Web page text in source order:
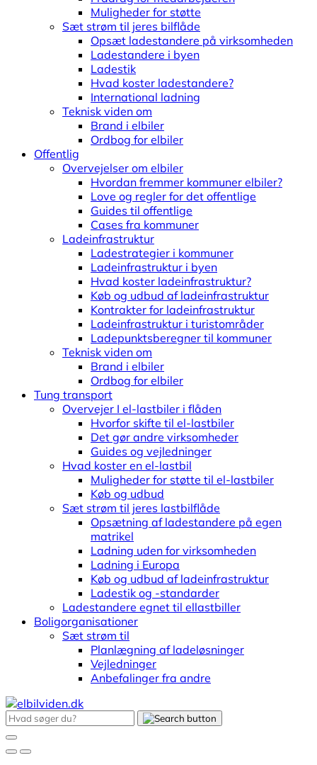
Muligheder for støtte
Sæt strøm til jeres bilflåde
Opsæt ladestandere på virksomheden
Ladestandere i byen
Ladestik
Hvad koster ladestandere?
International ladning
Teknisk viden om
Brand i elbiler
Ordbog for elbiler
Offentlig
Overvejelser om elbiler
Hvordan fremmer kommuner elbiler?
Love og regler for det offentlige
Guides til offentlige
Cases fra kommuner
Ladeinfrastruktur
Ladestrategier i kommuner
Ladeinfrastruktur i byen
Hvad koster ladeinfrastruktur?
Køb og udbud af ladeinfrastruktur
Kontrakter for ladeinfrastruktur
Ladeinfrastruktur i turistområder
Ladepunktsberegner til kommuner
Teknisk viden om
Brand i elbiler
Ordbog for elbiler
Tung transport
Overvejer I el-lastbiler i flåden
Hvorfor skifte til el-lastbiler
Det gør andre virksomheder
Guides og vejledninger
Hvad koster en el-lastbil
Muligheder for støtte til el-lastbiler
Køb og udbud
Sæt strøm til jeres lastbilflåde
Opsætning af ladestandere på egen
matrikel
Ladning uden for virksomheden
Ladning i Europa
Køb og udbud af ladeinfrastruktur
Ladestik og -standarder
Ladestandere egnet til ellastbiller
Boligorganisationer
Sæt strøm til
Planlægning af ladeløsninger
Vejledninger
Anbefalinger fra andre